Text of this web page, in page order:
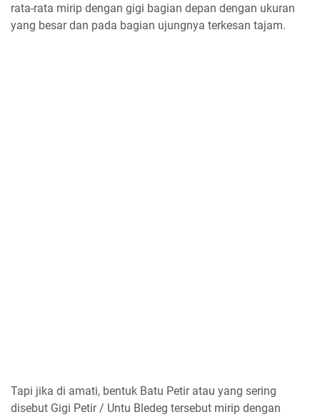
rata-rata mirip dengan gigi bagian depan dengan ukuran
yang besar dan pada bagian ujungnya terkesan tajam.
Tapi jika di amati, bentuk Batu Petir atau yang sering
disebut Gigi Petir / Untu Bledeg tersebut mirip dengan